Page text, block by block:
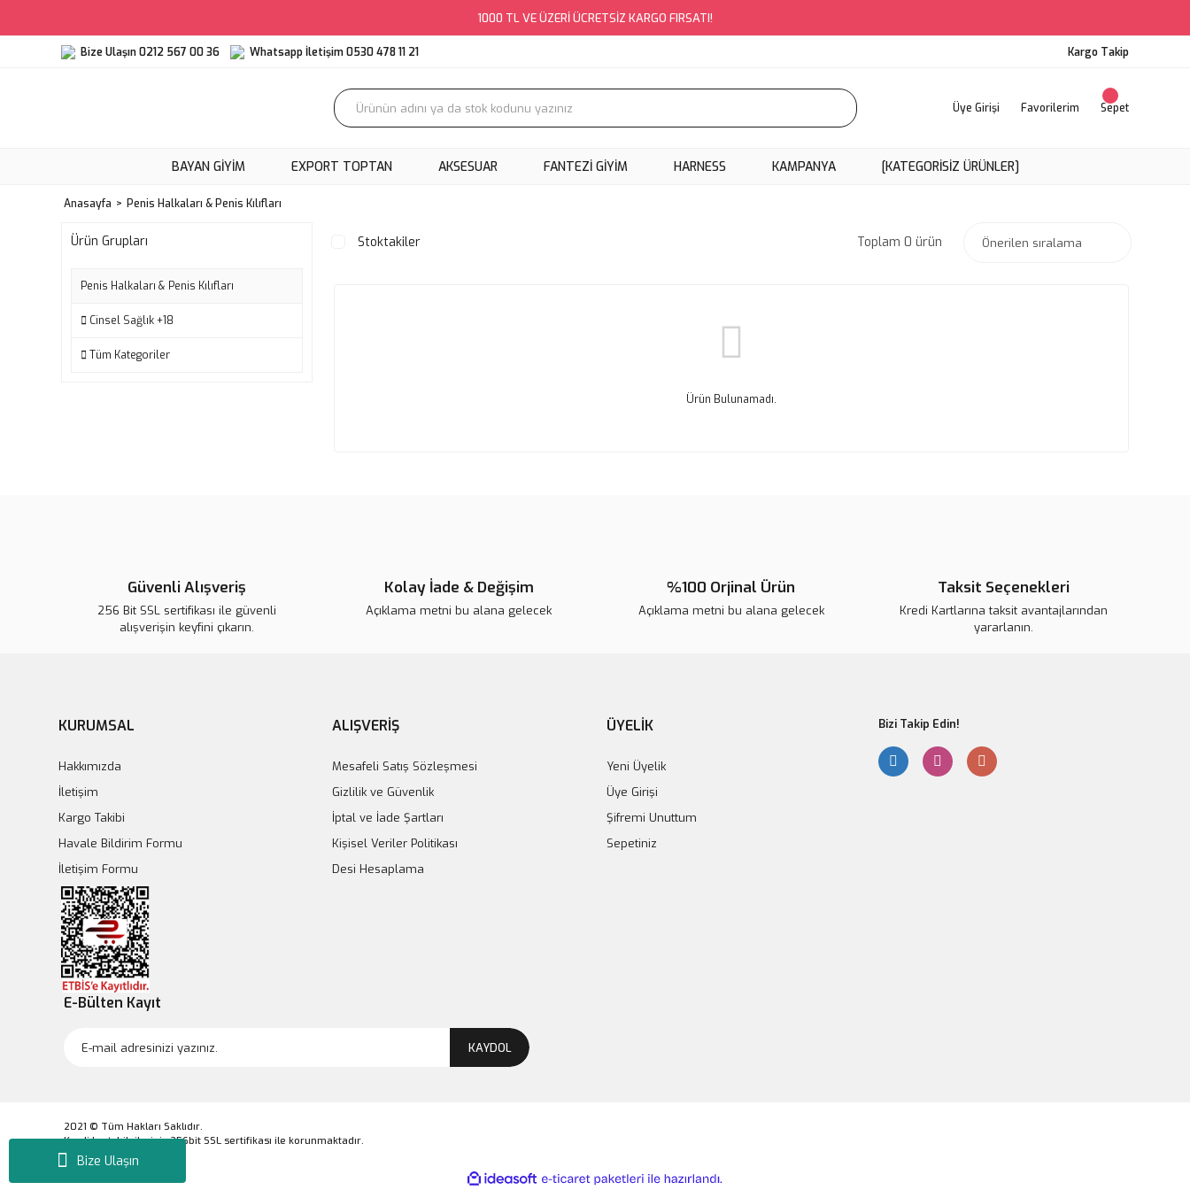
1000 TL VE ÜZERİ ÜCRETSİZ KARGO FIRSATI!
Bize Ulaşın
Bize Ulaşın 0212 567 00 36 Whatsapp İletişim 0530 478 11 21 Kargo Takip
Üye Girişi Favorilerim Sepet
BAYAN GİYİM EXPORT TOPTAN AKSESUAR FANTEZİ GİYİM HARNESS KAMPANYA [KATEGORISIZ ÜRÜNLER]
Anasayfa Penis Halkaları & Penis Kılıfları
Ürün Grupları
Penis Halkaları & Penis Kılıfları
Cinsel Sağlık +18
Tüm Kategoriler
Stoktakiler Toplam 0 ürün
Ürün Bulunamadı.
Güvenli Alışveriş
256 Bit SSL sertifikası ile güvenli
alışverişin keyfini çıkarın.
Kolay İade & Değişim
Açıklama metni bu alana gelecek
%100 Orjinal Ürün
Açıklama metni bu alana gelecek
Taksit Seçenekleri
Kredi Kartlarına taksit avantajlarından
yararlanın.
KURUMSAL
Hakkımızda
İletişim
Kargo Takibi
Havale Bildirim Formu
İletişim Formu
ALIŞVERİŞ
Mesafeli Satış Sözleşmesi
Gizlilik ve Güvenlik
İptal ve İade Şartları
Kişisel Veriler Politikası
Desi Hesaplama
ÜYELİK
Yeni Üyelik
Üye Girişi
Şifremi Unuttum
Sepetiniz
Bizi Takip Edin!
E-Bülten Kayıt
KAYDOL
2021 © Tüm Hakları Saklıdır.
Kredi kartı bilgileriniz 256bit SSL sertifikası ile korunmaktadır.
ideasoft
e-